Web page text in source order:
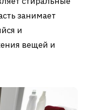
занимает
и
вещей и